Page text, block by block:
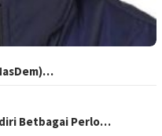
Betbagai Perlo…